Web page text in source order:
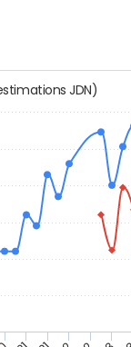
: estimations JDN)